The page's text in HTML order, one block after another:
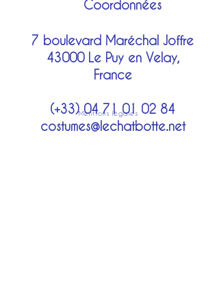
Mentions légales
Coordonnées
7 boulevard Maréchal Joffre
43000 Le Puy en Velay,
France
(+33)04 71 01 02 84
costumes@lechatbotte.net